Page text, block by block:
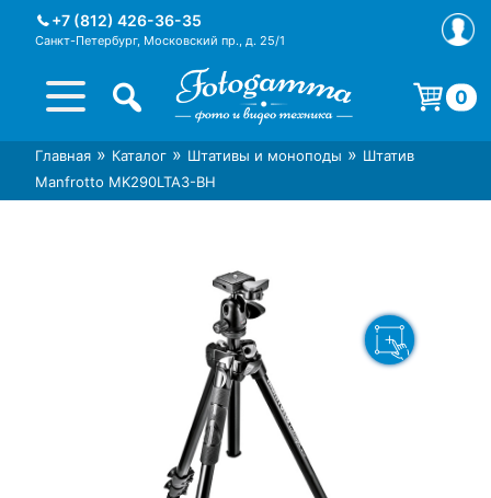
+7 (812) 426-36-35
Санкт-Петербург, Московский пр., д. 25/1
Интернет-магазин фототехники
Foto-Gamma в СПб
Магазин фотоаксессуаров foto-
gamma.ru
0
Корзина пуста.
Главная » Каталог » Штативы и моноподы » Штатив
Manfrotto MK290LTA3-BH